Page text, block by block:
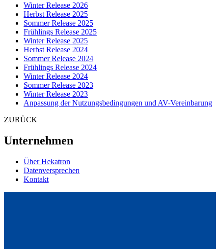
Winter Release 2026
Herbst Release 2025
Sommer Release 2025
Frühlings Release 2025
Winter Release 2025
Herbst Release 2024
Sommer Release 2024
Frühlings Release 2024
Winter Release 2024
Sommer Release 2023
Winter Release 2023
Anpassung der Nutzungsbedingungen und AV-Vereinbarung
ZURÜCK
Unternehmen
Über Hekatron
Datenversprechen
Kontakt